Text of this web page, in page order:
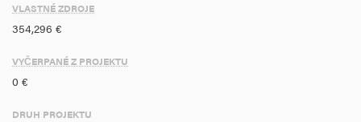
VLASTNÉ ZDROJE
354,296 €
VYČERPANÉ Z PROJEKTU
0 €
DRUH PROJEKTU